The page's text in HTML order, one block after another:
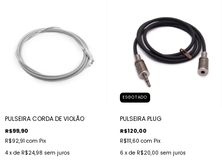
PULSEIRA CORDA DE VIOLÃO
R$99,90
R$92,91 com Pix
4 x de R$24,98 sem juros
ESGOTADO
PULSEIRA PLUG
R$120,00
R$111,60 com Pix
6 x de R$20,00 sem juros